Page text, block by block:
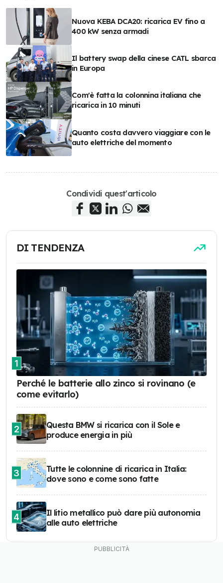
Nuova KEBA DCA20: ricarica EV fino a
400 kW senza armadi
Il battery swap della cinese CATL sbarca
in Europa
Com'è fatta la colonnina italiana che
ricarica in 10 minuti
Quanto costa davvero viaggiare con le
auto elettriche del momento
Condividi quest'articolo
DI TENDENZA
1
Perché le batterie allo zinco si rovinano (e
come evitarlo)
2
Questa BMW si ricarica con il Sole e
produce energia in più
3
Tutte le colonnine di ricarica in Italia:
dove sono e come sono fatte
4
Il litio metallico può dare più autonomia
alle auto elettriche